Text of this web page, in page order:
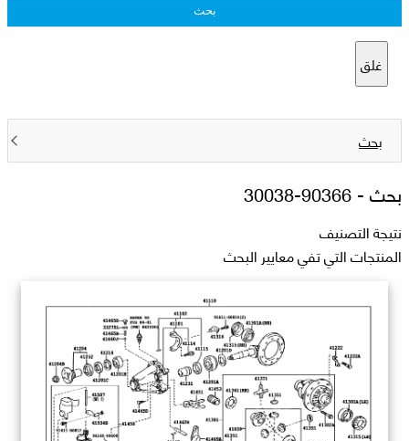
بحث
غلق
بحث
بحث -90366-30038
نتيجة التصنيف
المنتجات التي تفي معايير البحث